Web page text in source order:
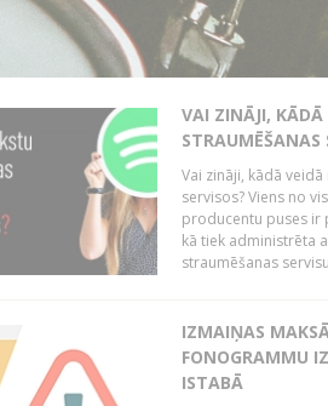
VAI ZINĀJI,
STRAUMĒŠANAS
Vai zināji, kādā
servisos? Viens no
producentu puses ir
kā tiek administrēta
straumēšanas
IZMAIŅAS
FONOGRAMMU
ISTABĀ